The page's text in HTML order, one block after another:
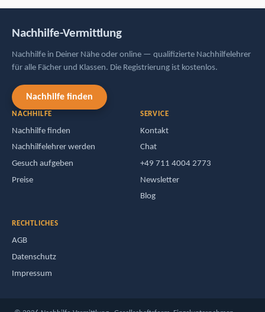
Nachhilfe-Vermittlung
Nachhilfe in Deiner Nähe oder online — qualifizierte Nachhilfelehrer
für alle Fächer und Klassen. Die Registrierung ist kostenlos.
Nachhilfe finden
NACHHILFE
Nachhilfe finden
Nachhilfelehrer werden
Gesuch aufgeben
Preise
SERVICE
Kontakt
Chat
+49 711 4004 2773
Newsletter
Blog
RECHTLICHES
AGB
Datenschutz
Impressum